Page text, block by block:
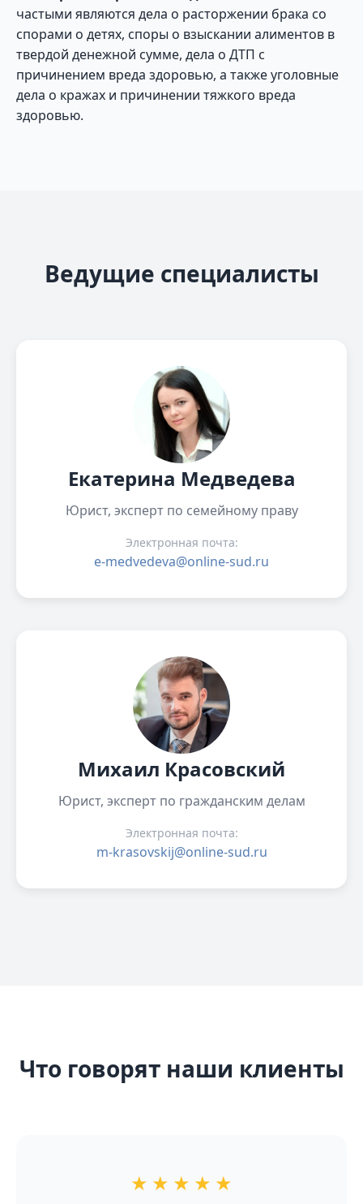
частыми являются дела о расторжении брака со
спорами о детях, споры о взыскании алиментов в
твердой денежной сумме, дела о ДТП с
причинением вреда здоровью, а также уголовные
дела о кражах и причинении тяжкого вреда
здоровью.
Ведущие специалисты
Екатерина Медведева
Юрист, эксперт по семейному праву
Электронная почта:
e-medvedeva@online-sud.ru
Михаил Красовский
Юрист, эксперт по гражданским делам
Электронная почта:
m-krasovskij@online-sud.ru
Что говорят наши клиенты
★ ★ ★ ★ ★